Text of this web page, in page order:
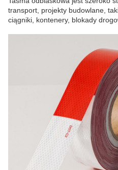
transport, projekty budowlane,
ciągniki, kontenery, blokady